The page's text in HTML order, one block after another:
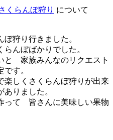
くらんぼ狩り について
狩り行きました。
んぼばかりでした。
と 家族みんなのリクエスト
す。
しくさくらんぼ狩りが出来
りました。
って 皆さんに美味しい果物